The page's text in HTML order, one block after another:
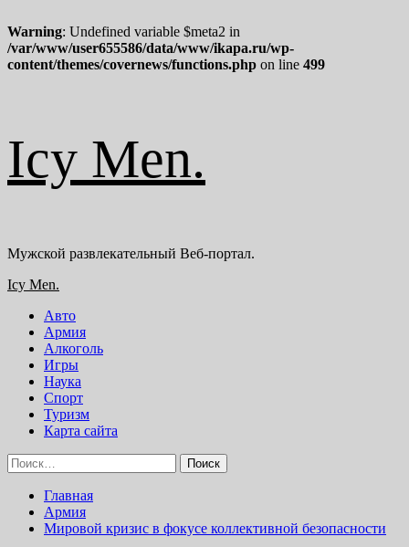
Warning: Undefined variable $meta2 in
/var/www/user655586/data/www/ikapa.ru/wp-
content/themes/covernews/functions.php on line 499
содержимому
Icy Men.
Мужской развлекательный Веб-портал.
Основное
Icy Men.
Авто
Армия
Алкоголь
Игры
Наука
Спорт
Туризм
Карта сайта
Найти:
Главная
Армия
Мировой кризис в фокусе коллективной безопасности